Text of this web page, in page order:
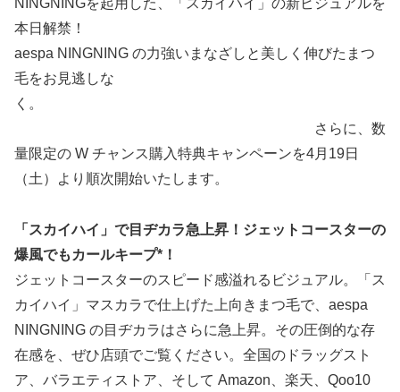
NINGNINGを起用した、「スカイハイ」の新ビジュアルを
本日解禁！
aespa NINGNING の力強いまなざしと美しく伸びたまつ
毛をお見逃しな
く。
さらに、数
量限定の W チャンス購入特典キャンペーンを4月19日
（土）より順次開始いたします。
「スカイハイ」で目ヂカラ急上昇！ジェットコースターの
爆風でもカールキープ*！
ジェットコースターのスピード感溢れるビジュアル。「ス
カイハイ」マスカラで仕上げた上向きまつ毛で、aespa
NINGNING の目ヂカラはさらに急上昇。その圧倒的な存
在感を、ぜひ店頭でご覧ください。全国のドラッグスト
ア、バラエティストア、そして Amazon、楽天、Qoo10